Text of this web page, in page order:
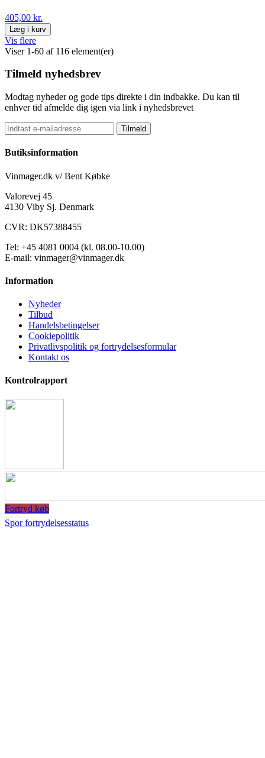
405,00 kr.
Læg i kurv
Vis flere
Viser 1-60 af 116 element(er)
Tilmeld nyhedsbrev
Modtag nyheder og gode tips direkte i din indbakke. Du kan til
enhver tid afmelde dig igen via link i nyhedsbrevet
Tilmeld
Butiksinformation
Vinmager.dk v/ Bent Købke
Valorevej 45
4130 Viby Sj. Denmark
CVR: DK57388455
Tel: +45 4081 0004 (kl. 08.00-10.00)
E-mail: vinmager@vinmager.dk
Information
Nyheder
Tilbud
Handelsbetingelser
Cookiepolitik
Privatlivspolitik og fortrydelsesformular
Kontakt os
Kontrolrapport
Fortryd køb
Spor fortrydelsesstatus